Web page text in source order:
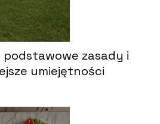
podstawowe zasady i
umiejętności